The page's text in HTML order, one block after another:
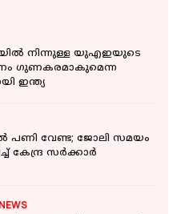
നിന്നുള്ള യുഎഇയുടെ
​ഗുണകരമാകുമെന്ന
ഇന്ത്യ
പണി വേണ്ട; ജോലി സമയം
കേന്ദ്ര സര്‍ക്കാര്‍